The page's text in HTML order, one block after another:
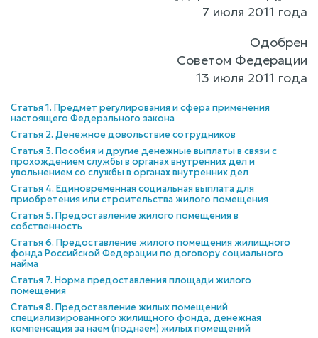
7 июля 2011 года
Одобрен
Советом Федерации
13 июля 2011 года
Статья 1. Предмет регулирования и сфера применения
настоящего Федерального закона
Статья 2. Денежное довольствие сотрудников
Статья 3. Пособия и другие денежные выплаты в связи с
прохождением службы в органах внутренних дел и
увольнением со службы в органах внутренних дел
Статья 4. Единовременная социальная выплата для
приобретения или строительства жилого помещения
Статья 5. Предоставление жилого помещения в
собственность
Статья 6. Предоставление жилого помещения жилищного
фонда Российской Федерации по договору социального
найма
Статья 7. Норма предоставления площади жилого
помещения
Статья 8. Предоставление жилых помещений
специализированного жилищного фонда, денежная
компенсация за наем (поднаем) жилых помещений